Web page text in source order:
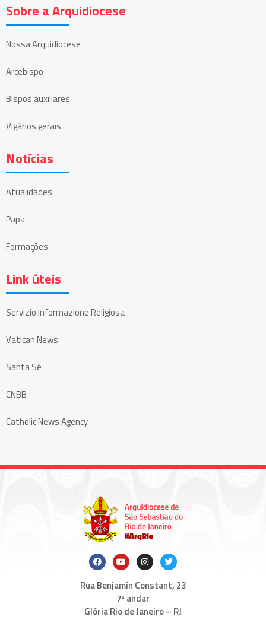
Sobre a Arquidiocese
Nossa Arquidiocese
Arcebispo
Bispos auxiliares
Vigários gerais
Notícias
Atualidades
Papa
Formações
Link úteis
Servizio Informazione Religiosa
Vatican News
Santa Sé
CNBB
Catholic News Agency
Rua Benjamin Constant, 23
7º andar
Glória Rio de Janeiro – RJ